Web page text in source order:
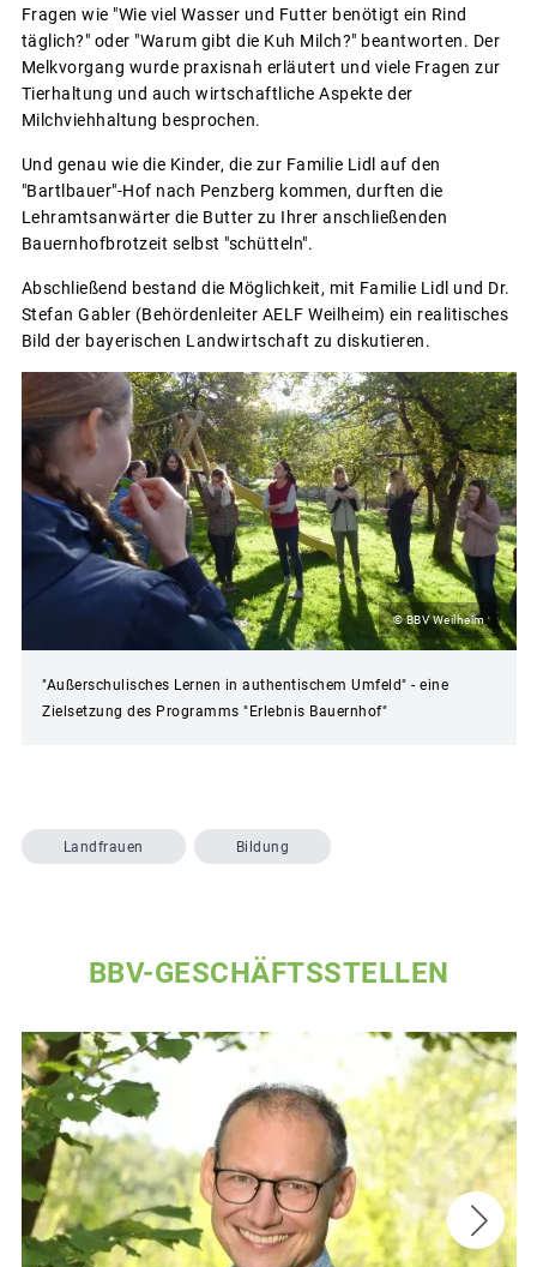
Fragen wie "Wie viel Wasser und Futter benötigt ein Rind
täglich?" oder "Warum gibt die Kuh Milch?" beantworten. Der
Melkvorgang wurde praxisnah erläutert und viele Fragen zur
Tierhaltung und auch wirtschaftliche Aspekte der
Milchviehhaltung besprochen.
Und genau wie die Kinder, die zur Familie Lidl auf den
"Bartlbauer"-Hof nach Penzberg kommen, durften die
Lehramtsanwärter die Butter zu Ihrer anschließenden
Bauernhofbrotzeit selbst "schütteln".
Abschließend bestand die Möglichkeit, mit Familie Lidl und Dr.
Stefan Gabler (Behördenleiter AELF Weilheim) ein realitisches
Bild der bayerischen Landwirtschaft zu diskutieren.
© BBV Weilheim
"Außerschulisches Lernen in authentischem Umfeld" - eine
Zielsetzung des Programms "Erlebnis Bauernhof"
Landfrauen Bildung
BBV-GESCHÄFTSSTELLEN